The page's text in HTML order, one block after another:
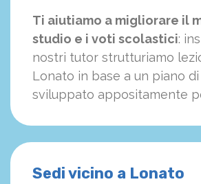
Ti aiutiamo a migliorare il
studio e i voti scolastici:
nostri tutor strutturiamo le
Lonato in base a un piano
sviluppato appositamente
Sedi vicino a Lonato